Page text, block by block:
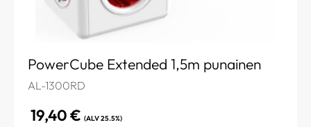
PowerCube Extended 1,5m punainen
AL-1300RD
19,40€ (ALV 25.5%)